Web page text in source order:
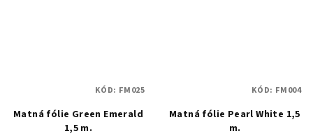
Matná fólie Green Emerald
1,5 m.
KÓD: FM025
Matná fólie Pearl White 1,5
m.
KÓD: FM004